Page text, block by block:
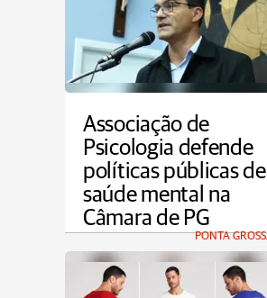
Associação de
Psicologia defende
políticas públicas de
saúde mental na
Câmara de PG
PONTA